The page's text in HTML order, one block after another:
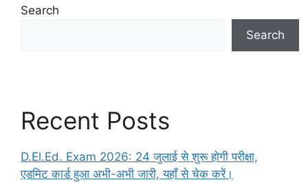
Search
Search
Recent Posts
D.El.Ed. Exam 2026: 24 जुलाई से शुरू होगी परीक्षा,
एडमिट कार्ड हुआ अभी-अभी जारी, यहाँ से चेक करें।